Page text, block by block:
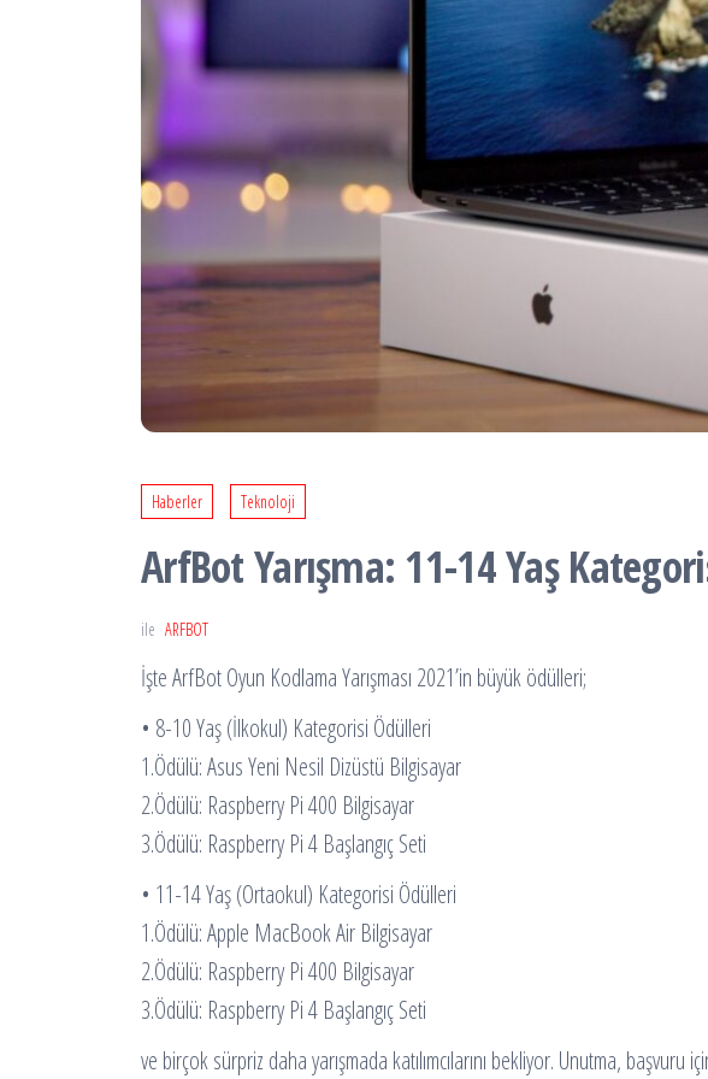
Haberler Teknoloji
ArfBot Yarışma: 11-14 Yaş
ile ARFBOT
İşte ArfBot Oyun Kodlama Yarışması 2021’in büyük ödülleri;
• 8-10 Yaş (İlkokul) Kategorisi Ödülleri
1.Ödülü: Asus Yeni Nesil Dizüstü Bilgisayar
2.Ödülü: Raspberry Pi 400 Bilgisayar
3.Ödülü: Raspberry Pi 4 Başlangıç Seti
• 11-14 Yaş (Ortaokul) Kategorisi Ödülleri
1.Ödülü: Apple MacBook Air Bilgisayar
2.Ödülü: Raspberry Pi 400 Bilgisayar
3.Ödülü: Raspberry Pi 4 Başlangıç Seti
ve birçok sürpriz daha yarışmada katılımcılarını bekliyor. Unutma, başvuru